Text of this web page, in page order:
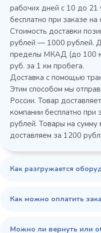
Купить в 1 клик
рабочих дней с 10 до 21
бесплатно при заказе
Стоимость доставки
рублей — 1000 рублей.
пределы МКАД (до 100
руб. за 1 км пробега.
Доставка с помощью
Этим способом мы
России. Товар
компании бесплатно при
рублей. Товары на
доставляем за 1200
Как разгружается
Как можно оплатить
Можно ли вернуть или